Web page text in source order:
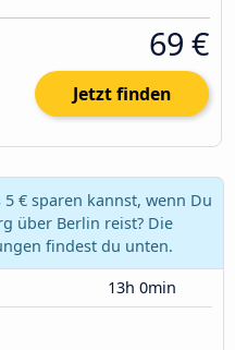
69 €
Jetzt finden
€ sparen kannst, wenn Du
über Berlin reist? Die
findest du unten.
13h 0min